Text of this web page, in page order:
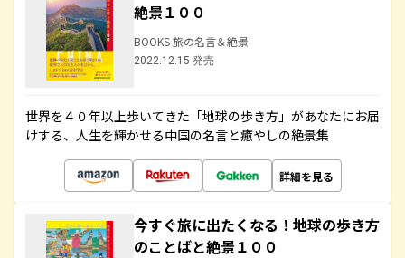
絶景１００
BOOKS 旅の名言＆絶景
2022.12.15 発売
世界を４０年以上歩いてきた「地球の歩き方」があなたにお届
けする、人生を輝かせる中国の名言と癒やしの絶景集
詳細を見る
今すぐ旅に出たくなる！地球の歩き方
のことばと絶景１００